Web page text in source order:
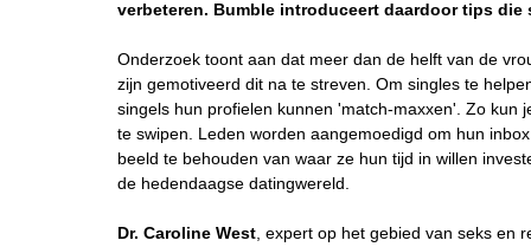
verbeteren. Bumble introduceert daardoor tips
Onderzoek toont aan dat meer dan de helft van de
zijn gemotiveerd dit na te streven. Om singles te
singels hun profielen kunnen 'match-maxxen'. Zo kun
te swipen. Leden worden aangemoedigd om hun
beeld te behouden van waar ze hun tijd in willen
de hedendaagse datingwereld.
Dr. Caroline West , expert op het gebied van seks en